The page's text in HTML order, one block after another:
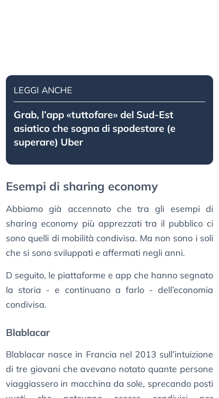
LEGGI ANCHE
Grab, l’app «tuttofare» del Sud-Est
asiatico che sogna di spodestare (e
superare) Uber
Esempi di sharing economy
Abbiamo già accennato che tra gli esempi di
sharing economy più apprezzati tra il pubblico ci
sono quelli di mobilità condivisa. Ma non sono i soli
che si sono sviluppati e affermati negli anni.
D seguito, le piattaforme e app che hanno segnato
la storia - e continuano a farlo - dell’economia
condivisa.
Blablacar
Blablacar nasce in Francia nel 2013 sull’intuizione
di tre giovani che avevano notato quante persone
viaggiassero in macchina da sole, sprecando posti